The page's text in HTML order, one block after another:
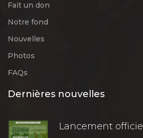
Fait un don
Notre fond
Nouvelles
Photos
FAQs
Dernières nouvelles
Lancement officiel